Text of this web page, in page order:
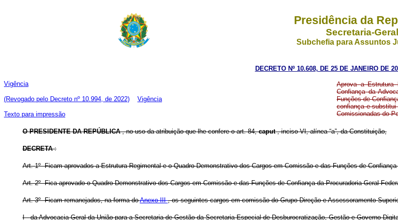
Presidência da
Secretaria-Geral
Subchefia para Assuntos
DECRETO Nº 10.608, DE 25 DE JANEIRO DE
Vigência
(Revogado pelo Decreto nº 10.994, de 2022) Vigência
Texto para impressão
Aprova a Estrutura
Confiança da
Funções de
confiança e substitui
Comissionadas do
O PRESIDENTE DA REPÚBLICA, no uso da atribuição que lhe confere o art. 84,caput, inciso VI, alínea “a”, da Constituição,
DECRETA:
Art. 1º Ficam aprovados a Estrutura Regimental e o Quadro Demonstrativo dos Cargos em Comissão e das Funções de
Art. 2º Fica aprovado o Quadro Demonstrativo dos Cargos em Comissão e das Funções de Confiança da Procuradoria-Geral
Art. 3º Ficam remanejados, na forma doAnexo III, os seguintes cargos em comissão do Grupo-Direção e Assessoramento
I - da Advocacia-Geral da União para a Secretaria de Gestão da Secretaria Especial de Desburocratização, Gestão e Governo